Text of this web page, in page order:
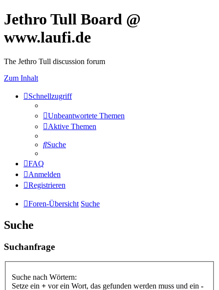
Jethro Tull Board @
www.laufi.de
The Jethro Tull discussion forum
Zum Inhalt
Schnellzugriff
Unbeantwortete Themen
Aktive Themen
Suche
FAQ
Anmelden
Registrieren
Foren-Übersicht Suche
Suche
Suchanfrage
Suche nach Wörtern:
Setze ein + vor ein Wort, das gefunden werden muss und ein -